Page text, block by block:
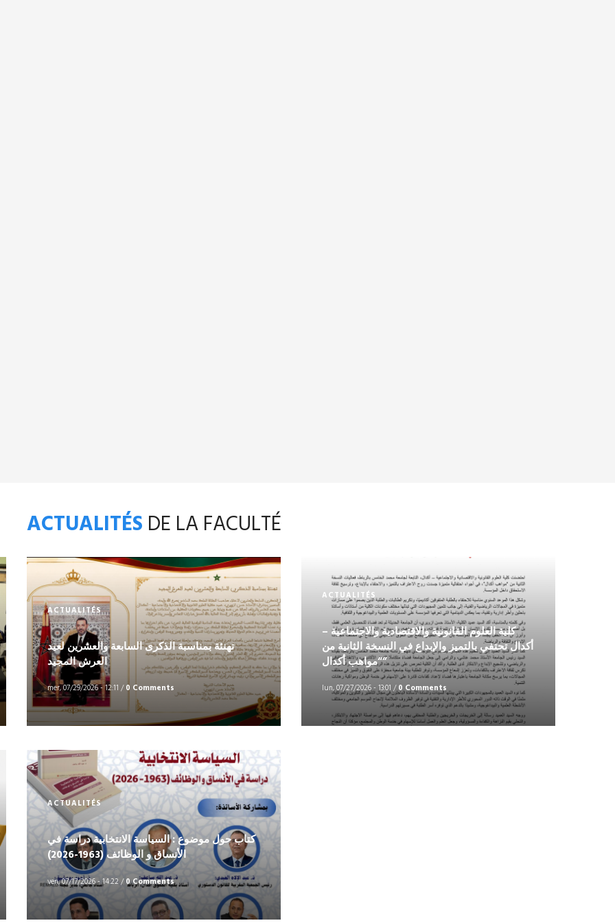
ACTUALITÉS DE LA FACULTÉ
ACTUALITÉS
تهنئة بمناسبة الذكرى السابعة والعشرين لعيد
العرش المجيد
mer, 07/29/2026 - 12:11 /0 Comments
ACTUALITÉS
كلية العلوم القانونية والاقتصادية والاجتماعية –
أكدال تحتفي بالتميز والإبداع في النسخة الثانية من
“مواهب أكدال”
lun, 07/27/2026 - 13:01 /0 Comments
ACTUALITÉS
كتاب حول موضوع : السياسة الانتخابية دراسة في
الأنساق و الوظائف (1963-2026)
ven, 07/17/2026 - 14:22 /0 Comments